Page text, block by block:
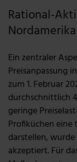
Rational-
Nordamerika
Ein zentraler
Preisanpassung
zum 1. Februar
durchschnittlich
geringe
Profiküchen
darstellen,
akzeptiert. Für